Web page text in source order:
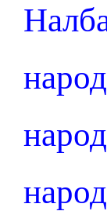
народ